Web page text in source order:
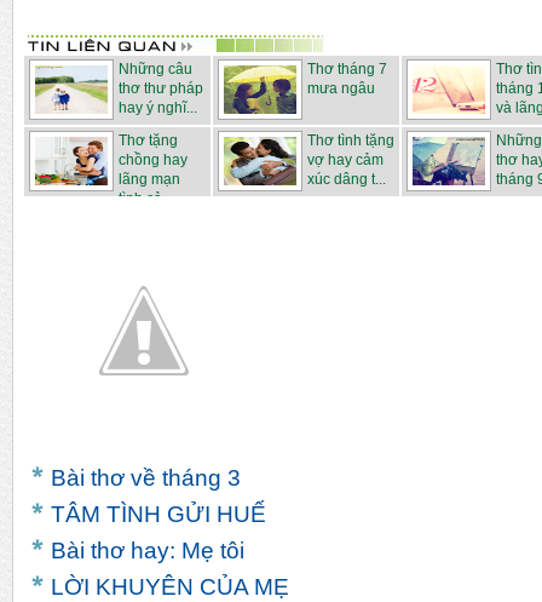
Những câu
thơ thư pháp
hay ý nghĩ...
Thơ tháng 7
mưa ngâu
Thơ
tháng
và
Thơ tặng
chồng hay
lãng mạn
tình cả...
Thơ tình tặng
vợ hay cảm
xúc dâng t...
thơ
tháng
Bài thơ về tháng 3
TÂM TÌNH GỬI HUẾ
Bài thơ hay: Mẹ tôi
LỜI KHUYÊN CỦA MẸ